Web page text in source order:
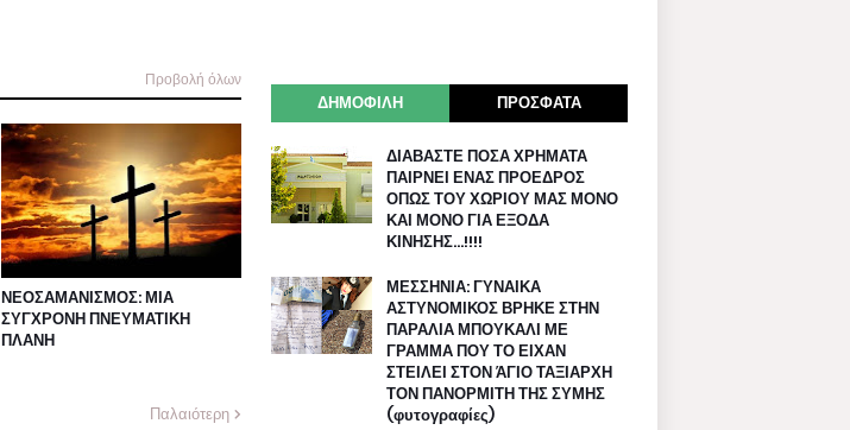
Προβολή όλων
ΝΕΟΣΑΜΑΝΙΣΜΟΣ: ΜΙΑ
ΣΥΓΧΡΟΝΗ ΠΝΕΥΜΑΤΙΚΗ
ΠΛΑΝΗ
Παλαιότερη
ΔΗΜΟΦΙΛΗ ΠΡΟΣΦΑΤΑ
ΔΙΑΒΑΣΤΕ ΠΟΣΑ ΧΡΗΜΑΤΑ
ΠΑΙΡΝΕΙ ΕΝΑΣ ΠΡΟΕΔΡΟΣ
ΟΠΩΣ ΤΟΥ ΧΩΡΙΟΥ ΜΑΣ ΜΟΝΟ
ΚΑΙ ΜΟΝΟ ΓΙΑ ΕΞΟΔΑ
ΚΙΝΗΣΗΣ…!!!!
ΜΕΣΣΗΝΙΑ: ΓΥΝΑΙΚΑ
ΑΣΤΥΝΟΜΙΚΟΣ ΒΡΗΚΕ ΣΤΗΝ
ΠΑΡΑΛΙΑ ΜΠΟΥΚΑΛΙ ΜΕ
ΓΡΑΜΜΑ ΠΟΥ ΤΟ ΕΙΧΑΝ
ΣΤΕΙΛΕΙ ΣΤΟΝ ΆΓΙΟ ΤΑΞΙΑΡΧΗ
ΤΟΝ ΠΑΝΟΡΜΙΤΗ ΤΗΣ ΣΥΜΗΣ
(φυτογραφίες)